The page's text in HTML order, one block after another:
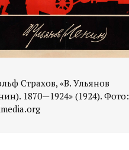
Страхов, «В. Ульянов
1870—1924» (1924). Фото: